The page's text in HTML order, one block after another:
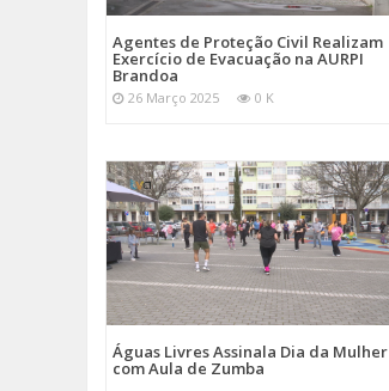
Agentes de Proteção Civil Realizam
Exercício de Evacuação na AURPI
Brandoa
26 Março 2025 0 K
Águas Livres Assinala Dia da Mulher
com Aula de Zumba